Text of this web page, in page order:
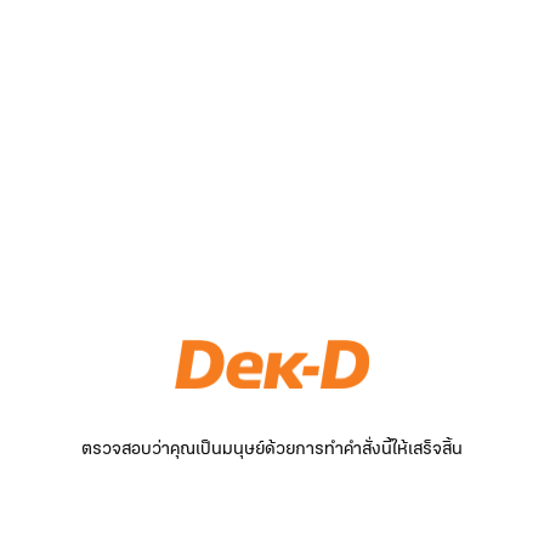
ตรวจสอบว่าคุณเป็นมนุษย์ด้วยการทำคำสั่งนี้ให้เสร็จสิ้น